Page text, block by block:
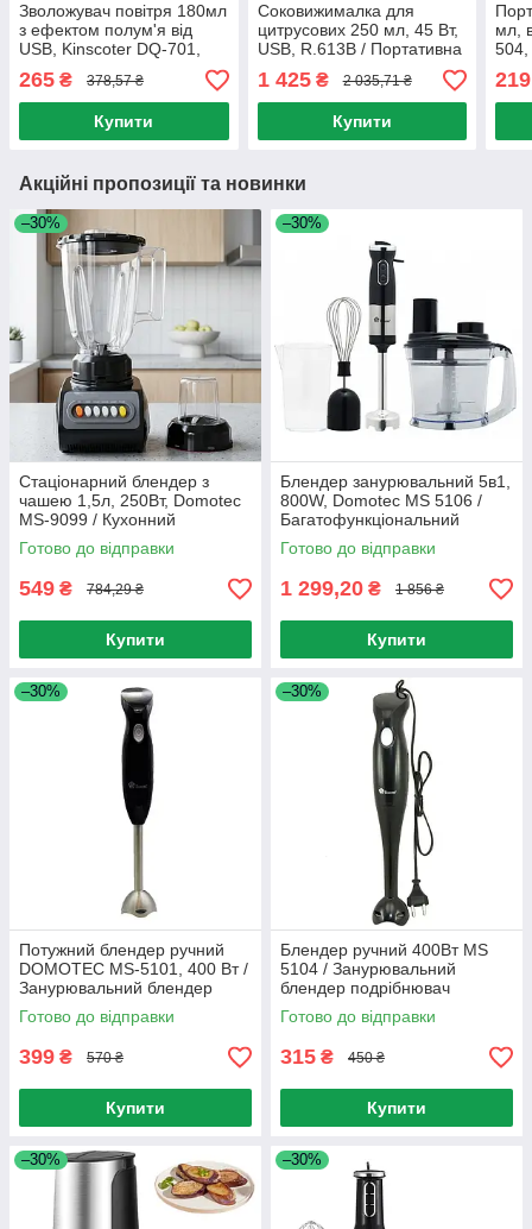
Зволожувач повітря 180мл
з ефектом полум'я від
USB, Kinscoter DQ-701,
Білий / Світлодіодний
нічник аромадифузор
265 ₴ 378,57 ₴
Купити
Соковижималка для
цитрусових 250 мл, 45 Вт,
USB, R.613B / Портативна
міні-соковижималка /
Акумуляторний
соковитискач
1 425₴ 2 035,71 ₴
Купити
мл,
для
219
Акційні пропозиції та новинки
–30%
Стаціонарний блендер з
чашею 1,5л, 250Вт, Domotec
MS-9099 / Кухонний
подрібнювач з кавомолкою
Готово до відправки
549 ₴ 784,29 ₴
Купити
–30%
Блендер занурювальний 5в1,
800W, Domotec MS 5106 /
Багатофункціональний
подрібнювач / Міні комбайн
Готово до відправки
1 299,20 ₴ 1 856 ₴
Купити
–30%
Потужний блендер ручний
DOMOTEC MS-5101, 400 Вт /
Занурювальний блендер
Готово до відправки
399 ₴ 570 ₴
Купити
–30%
Блендер ручний 400Вт MS
5104 / Занурювальний
блендер подрібнювач
Готово до відправки
315 ₴ 450 ₴
Купити
–30% –30%